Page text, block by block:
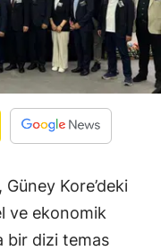
Kore’deki
ve ekonomik
bir dizi temas